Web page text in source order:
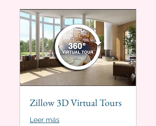
Zillow 3D Virtual Tours
Leer más